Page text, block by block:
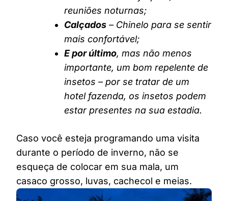
reuniões noturnas;
Calçados – Chinelo para se sentir
mais confortável;
E por último, mas não menos
importante, um bom repelente de
insetos – por se tratar de um
hotel fazenda, os insetos podem
estar presentes na sua estadia.
Caso você esteja programando uma visita
durante o período de inverno, não se
esqueça de colocar em sua mala, um
casaco grosso, luvas, cachecol e meias.